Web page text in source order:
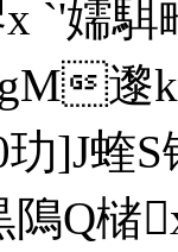
`'嬬駬
邌
]J蝰
隝Q槠